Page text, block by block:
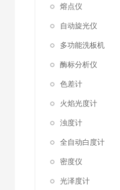
熔点仪
自动旋光仪
多功能洗板机
酶标分析仪
色差计
火焰光度计
浊度计
全自动白度计
密度仪
光泽度计